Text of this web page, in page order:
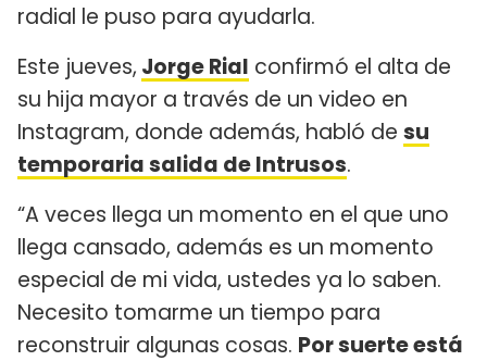
radial le puso para ayudarla.
Este jueves, Jorge Rial confirmó el alta de
su hija mayor a través de un video en
Instagram, donde además, habló de su
temporaria salida de Intrusos.
“A veces llega un momento en el que uno
llega cansado, además es un momento
especial de mi vida, ustedes ya lo saben.
Necesito tomarme un tiempo para
reconstruir algunas cosas. Por suerte está